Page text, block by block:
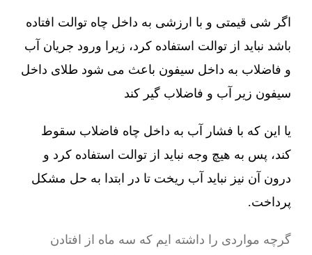
اگر شی قیمتی و با ارزشی به داخل چاه توالت افتاده
باشد نباید از توالت استفاده کرد، زیرا ورود جریان آب
و فاضلاب به داخل سیفون باعث می شود طلای داخل
سیفون زیر آب و فاضلاب گیر کند
یا این که با فشار آب به داخل چاه فاضلاب سقوط
کند، پس به هیچ وجه نباید از توالت استفاده کرد و
درون آن نیز نباید آب ریخت تا در ابتدا به حل مشکل
پرداخت.
گرچه مواردی را داشته ایم که سه ماه از افتادن